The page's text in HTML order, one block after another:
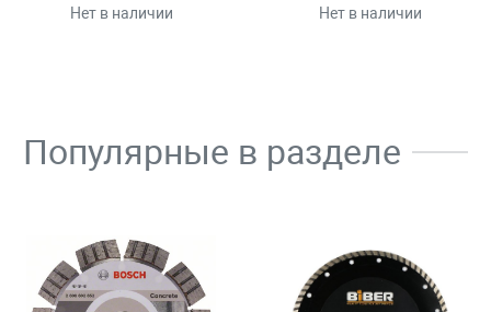
Нет в наличии Нет в наличии
Популярные в разделе